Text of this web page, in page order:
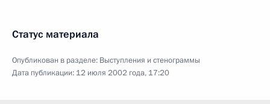
Статус материала
Опубликован в разделе: Выступления и стенограммы
Дата публикации: 12 июля 2002 года, 17:20